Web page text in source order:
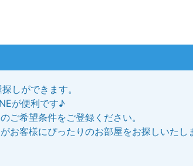
しができます。
が便利です♪
ご希望条件をご登録ください。
お客様にぴったりのお部屋をお探しいたし